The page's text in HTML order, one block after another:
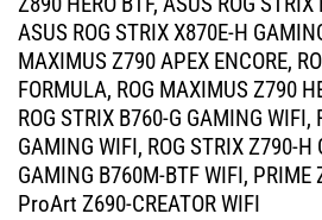
ASUS ROG STRIX X870E-H
MAXIMUS Z790 APEX ENCORE,
FORMULA, ROG MAXIMUS Z790
ROG STRIX B760-G GAMING WIFI,
GAMING WIFI, ROG STRIX Z790-
GAMING B760M-BTF WIFI, PRIME
ProArt Z690-CREATOR WIFI